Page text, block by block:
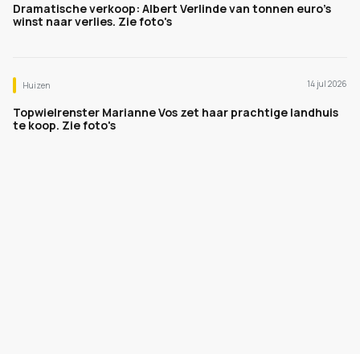
Dramatische verkoop: Albert Verlinde van tonnen euro's
winst naar verlies. Zie foto's
Huizen 14 jul 2026
Topwielrenster Marianne Vos zet haar prachtige landhuis
te koop. Zie foto's